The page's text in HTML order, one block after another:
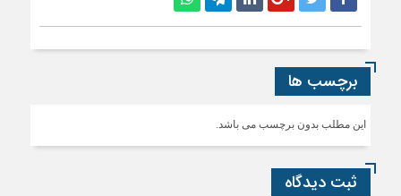
برچسب ها
این مطلب بدون برچسب می باشد.
ثبت دیدگاه